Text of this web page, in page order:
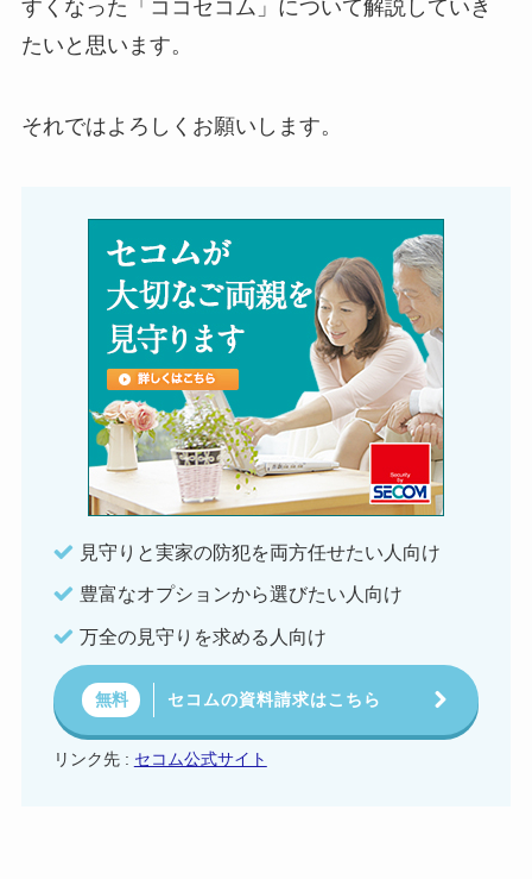
すくなった「ココセコム」について解説していき
たいと思います。
それではよろしくお願いします。
見守りと実家の防犯を両方任せたい人向け
豊富なオプションから選びたい人向け
万全の見守りを求める人向け
無料 セコムの資料請求はこちら
リンク先 : セコム公式サイト